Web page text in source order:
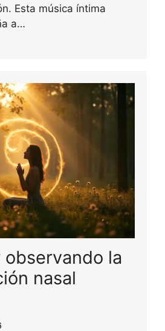
Esta música íntima
a…
la
nasal